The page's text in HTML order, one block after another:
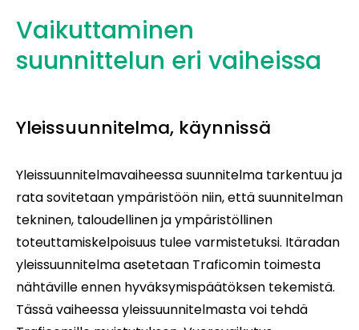
Vaikuttaminen
suunnittelun eri vaiheissa
Yleissuunnitelma, käynnissä
Yleissuunnitelmavaiheessa suunnitelma tarkentuu ja
rata sovitetaan ympäristöön niin, että suunnitelman
tekninen, taloudellinen ja ympäristöllinen
toteuttamiskelpoisuus tulee varmistetuksi. Itäradan
yleissuunnitelma asetetaan Traficomin toimesta
nähtäville ennen hyväksymispäätöksen tekemistä.
Tässä vaiheessa yleissuunnitelmasta voi tehdä